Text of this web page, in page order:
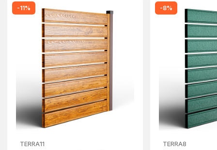
-11%
TERRA11
-8%
TERRA8